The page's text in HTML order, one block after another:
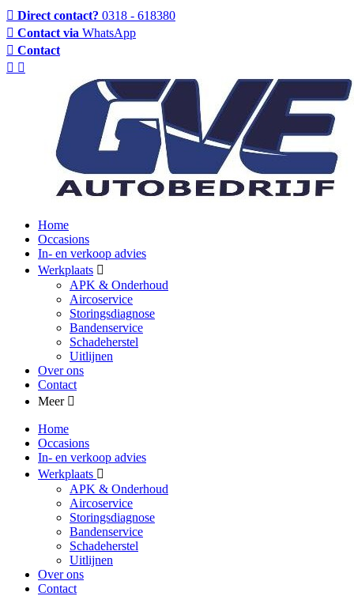
Direct contact? 0318 - 618380
Contact via WhatsApp
Contact
Home
Occasions
In- en verkoop advies
Werkplaats
APK & Onderhoud
Aircoservice
Storingsdiagnose
Bandenservice
Schadeherstel
Uitlijnen
Over ons
Contact
Meer
Home
Occasions
In- en verkoop advies
Werkplaats
APK & Onderhoud
Aircoservice
Storingsdiagnose
Bandenservice
Schadeherstel
Uitlijnen
Over ons
Contact